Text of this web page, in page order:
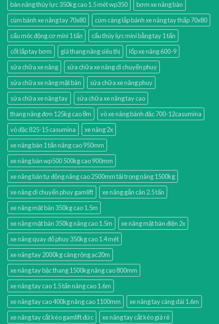
bàn nâng thủy lực 350kg cao 1.5 mét wp350
bơm xe nâng bàn
cùm bánh xe nâng tay 70x80
cùm càng lắp bánh xe nâng tay thấp 70x80
cẩu móc động cơ mini 1 tấn
cẩu thủy lực mini bằng tay 1 tấn
cốt lắp tay bơm
giá thang nâng siêu thị
lốp xe nâng 600-9
sửa chữa xe nâng
sửa chữa xe nâng di chuyển phuy
sửa chữa xe nâng mặt bàn
sửa chữa xe nâng phuy
sửa chữa xe nâng tay
sửa chữa xe nâng tay cao
thang nâng đơn 125kg cao 8m
vỏ xe nâng bánh đặc 700-12casumina
vỏ đặc 825-15 casumina
xe nâng 2x
xe nâng bàn 1 tấn nâng cao 950mm
xe nâng bàn wp500 500kg cao 900mm
xe nâng bán tự động nâng cao 2500mm tải trọng nâng 1500kg
xe nâng di chuyển phuy gamlift
xe nâng gắn cân 2.5 tấn
xe nâng mặt bàn 350kg cao 1.5m
xe nâng mặt bàn 350kg nâng cao 1.5m
xe nâng mặt bàn điện 2x
xe nâng quay đổ phuy 350kg cao 1.4 mét
xe nâng tay 2000kg càng rộng ac20m
xe nâng tay bậc thang 1500kg nâng cao 800mm
xe nâng tay cao 1.5 tấn nâng cao 1.6m
xe nâng tay cao 400kg nâng cao 1100mm
xe nâng tay càng dài 1.6m
xe nâng tay cắt kéo gamlift đức
xe nâng tay cắt kéo giá rẻ